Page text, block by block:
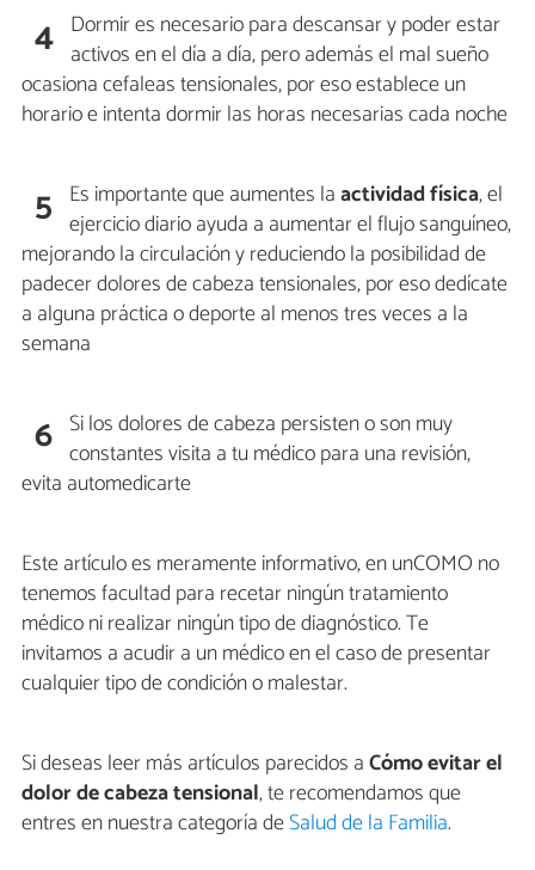
4 Dormir es necesario para descansar y poder estar
activos en el día a día, pero además el mal sueño
ocasiona cefaleas tensionales, por eso establece un
horario e intenta dormir las horas necesarias cada noche
5 Es importante que aumentes laactividad física, el
ejercicio diario ayuda a aumentar el flujo sanguíneo,
mejorando la circulación y reduciendo la posibilidad de
padecer dolores de cabeza tensionales, por eso dedícate
a alguna práctica o deporte al menos tres veces a la
semana
6 Si los dolores de cabeza persisten o son muy
constantes visita a tu médico para una revisión,
evita automedicarte
Este artículo es meramente informativo, en unCOMO no
tenemos facultad para recetar ningún tratamiento
médico ni realizar ningún tipo de diagnóstico. Te
invitamos a acudir a un médico en el caso de presentar
cualquier tipo de condición o malestar.
Si deseas leer más artículos parecidos aCómo evitar el
dolor de cabeza tensional, te recomendamos que
entres en nuestra categoría deSalud de la Familia.